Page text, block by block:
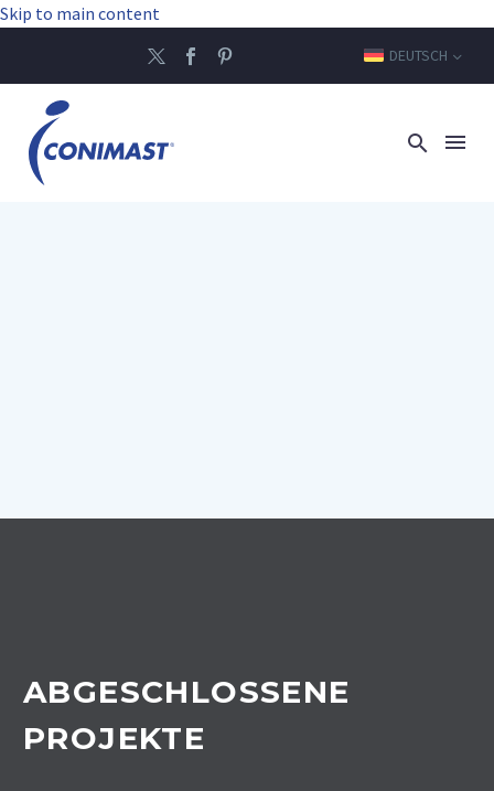
Skip to main content
DEUTSCH
ABGESCHLOSSENE
PROJEKTE